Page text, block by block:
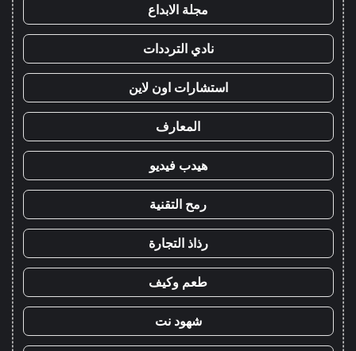
مجلة الابداع
نادي الترددات
استشارات اون لاين
المعارف
هيدب فيديو
رمح التقنية
رذاذ التجارة
طعم وكيف
شهود نت